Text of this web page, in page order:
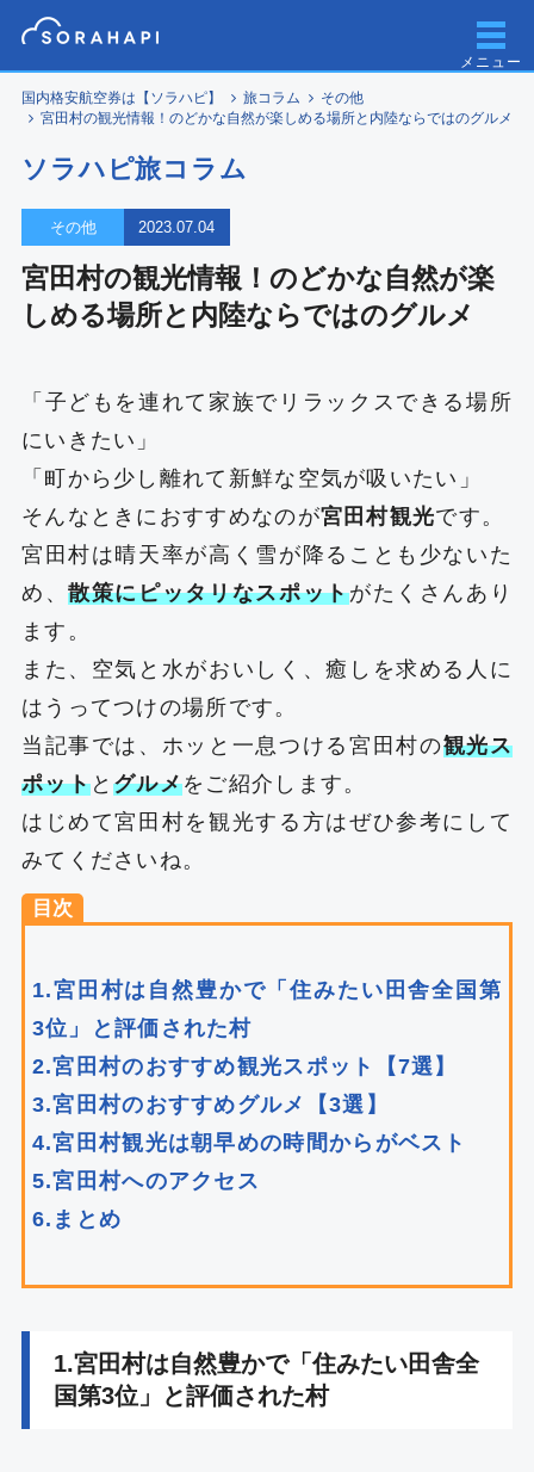
メニュー
国内格安航空券は【ソラハピ】 旅コラム
その他
宮田村の観光情報！のどかな自然が楽しめる場所と内陸ならではのグルメ
ソラハピ旅コラム
その他 2023.07.04
宮田村の観光情報！のどかな自然が楽
しめる場所と内陸ならではのグルメ
「子どもを連れて家族でリラックスできる場所
にいきたい」
「町から少し離れて新鮮な空気が吸いたい」
そんなときにおすすめなのが宮田村観光です。
宮田村は晴天率が高く雪が降ることも少ないた
め、散策にピッタリなスポットがたくさんあり
ます。
また、空気と水がおいしく、癒しを求める人に
はうってつけの場所です。
当記事では、ホッと一息つける宮田村の観光ス
ポットとグルメをご紹介します。
はじめて宮田村を観光する方はぜひ参考にして
みてくださいね。
目次
1.宮田村は自然豊かで「住みたい田舎全国第
3位」と評価された村
2.宮田村のおすすめ観光スポット【7選】
3.宮田村のおすすめグルメ【3選】
4.宮田村観光は朝早めの時間からがベスト
5.宮田村へのアクセス
6.まとめ
1.宮田村は自然豊かで「住みたい田舎全
国第3位」と評価された村